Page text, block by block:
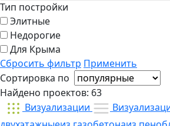
Тип постройки
Элитные
Недорогие
Для Крыма
Сбросить фильтр Применить
Сортировка по
Найдено проектов: 63
Визуализации